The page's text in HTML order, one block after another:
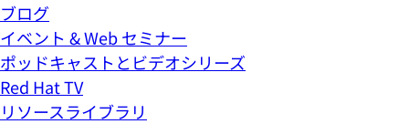
ブログ
イベント & Web セミナー
ポッドキャストとビデオシリーズ
Red Hat TV
リソースライブラリ